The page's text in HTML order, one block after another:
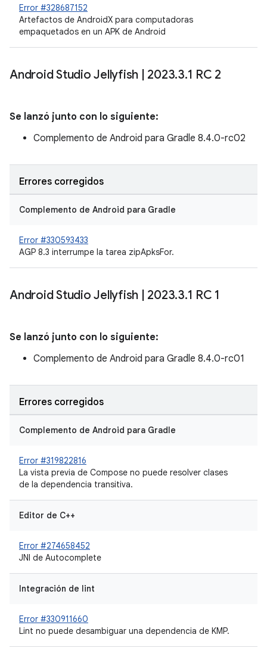
Error #328687152
Artefactos de AndroidX para computadoras
empaquetados en un APK de Android
Android Studio Jellyfish 2023.3.1 RC 2
Se lanzó junto con lo siguiente:
Complemento de Android para Gradle 8.4.0-rc02
Errores corregidos
Complemento de Android para Gradle
Error #330593433
AGP 8.3 interrumpe la tarea zipApksFor.
Android Studio Jellyfish 2023.3.1 RC 1
Se lanzó junto con lo siguiente:
Complemento de Android para Gradle 8.4.0-rc01
Errores corregidos
Complemento de Android para Gradle
Error #319822816
La vista previa de Compose no puede resolver clases
de la dependencia transitiva.
Editor de C++
Error #274658452
JNI de Autocomplete
Integración de lint
Error #330911660
Lint no puede desambiguar una dependencia de KMP.